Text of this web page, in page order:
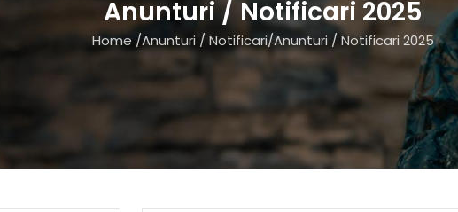
Anunturi / Notificari 2025
Home /Anunturi / Notificari/Anunturi / Notificari 2025